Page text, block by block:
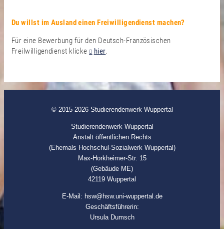
Du willst im Ausland einen Freiwilligendienst machen?
Für eine Bewerbung für den Deutsch-Französischen
Freilwilligendienst klicke
hier.
© 2015-2026 Studierendenwerk Wuppertal
Studierendenwerk Wuppertal
Anstalt öffentlichen Rechts
(Ehemals Hochschul-Sozialwerk Wuppertal)
Max-Horkheimer-Str. 15
(Gebäude ME)
42119 Wuppertal
E-Mail: hsw@hsw.uni-wuppertal.de
Geschäftsführerin:
Ursula Dumsch